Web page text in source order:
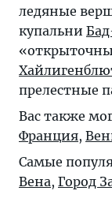
ледяные
купальни
прелестные
Вас также
Франция,
Самые
Вена, Город